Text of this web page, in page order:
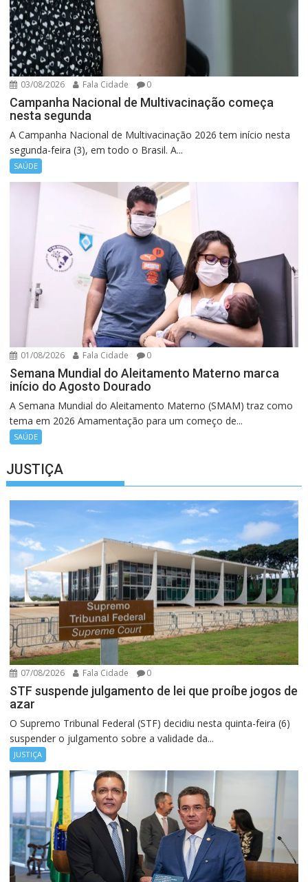
03/08/2026 Fala Cidade 0
Campanha Nacional de Multivacinação começa
nesta segunda
A Campanha Nacional de Multivacinação 2026 tem início nesta
segunda-feira (3), em todo o Brasil. A...
SAÚDE
01/08/2026 Fala Cidade 0
Semana Mundial do Aleitamento Materno marca
início do Agosto Dourado
A Semana Mundial do Aleitamento Materno (SMAM) traz como
tema em 2026 Amamentação para um começo de...
SAÚDE
JUSTIÇA
07/08/2026 Fala Cidade 0
STF suspende julgamento de lei que proíbe jogos de
azar
O Supremo Tribunal Federal (STF) decidiu nesta quinta-feira (6)
suspender o julgamento sobre a validade da...
JUSTIÇA